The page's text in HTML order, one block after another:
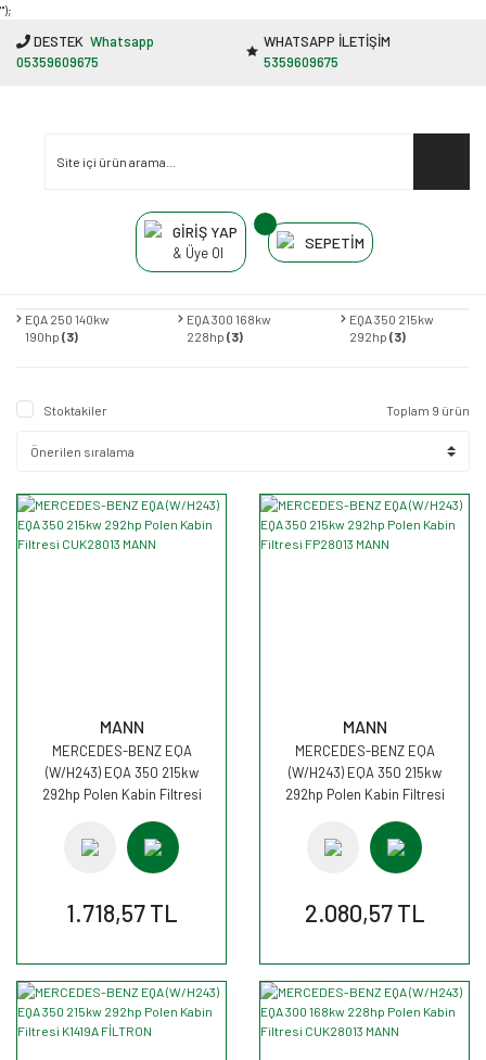
"');
DESTEK Whatsapp
05359609675
WHATSAPP İLETİŞİM
5359609675
GİRİŞ YAP
& Üye Ol
SEPETİM
EQA 250 140kw
190hp (3)
EQA 300 168kw
228hp(3)
EQA 350 215kw
292hp (3)
Stoktakiler Toplam 9 ürün
MANN
MERCEDES-BENZ EQA
(W/H243) EQA 350 215kw
292hp Polen Kabin Filtresi
1.718,57 TL
MANN
MERCEDES-BENZ EQA
(W/H243) EQA 350 215kw
292hp Polen Kabin Filtresi
2.080,57 TL